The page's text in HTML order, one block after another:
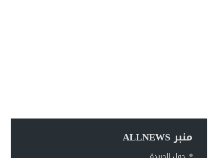
منبر ALLNEWS